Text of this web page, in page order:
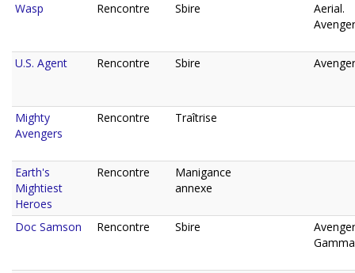
Wasp Rencontre Sbire
Aerial.
U.S. Agent Rencontre Sbire
Mighty
Avengers
Rencontre Traîtrise
Earth's
Mightiest
Heroes
Rencontre
Manigance
annexe
Doc Samson Rencontre Sbire